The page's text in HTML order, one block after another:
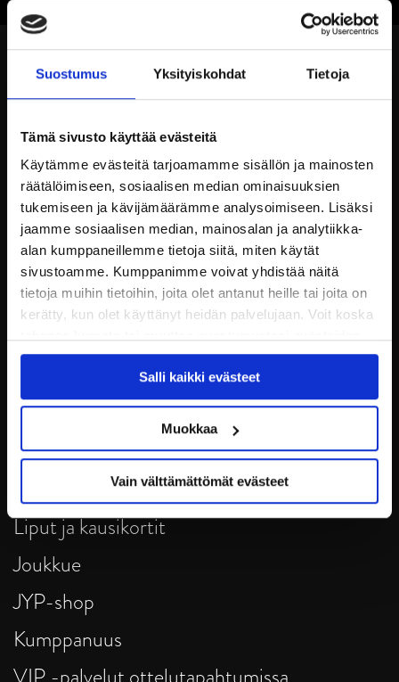
Suostumus Yksityiskohdat Tietoja
Tämä sivusto käyttää evästeitä
Käytämme evästeitä tarjoamamme sisällön ja mainosten
räätälöimiseen, sosiaalisen median ominaisuuksien
tukemiseen ja kävijämäärämme analysoimiseen. Lisäksi
jaamme sosiaalisen median, mainosalan ja analytiikka-
alan kumppaneillemme tietoja siitä, miten käytät
sivustoamme. Kumppanimme voivat yhdistää näitä
tietoja muihin tietoihin, joita olet antanut heille tai joita on
kerätty, kun olet käyttänyt heidän palvelujaan. Voit koska
käytöstäEvästeet-sivultamme.
Salli kaikki evästeet
Muokkaa
Vain välttämättömät evästeet
JYP Jyväskylä Oy
Puistokatu 21, 40200 Jyväskylä
Tietosuoja
Ottelut
Liput ja kausikortit
Joukkue
JYP-shop
Kumppanuus